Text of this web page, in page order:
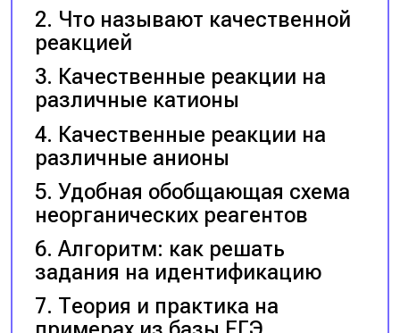
Что называют качественной
реакцией
Качественные реакции на
различные катионы
Качественные реакции на
различные анионы
Удобная обобщающая схема
неорганических реагентов
Алгоритм: как решать
задания на идентификацию
Теория и практика на